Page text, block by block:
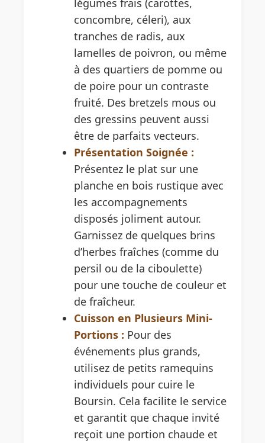
légumes frais (carottes,
concombre, céleri), aux
tranches de radis, aux
lamelles de poivron, ou même
à des quartiers de pomme ou
de poire pour un contraste
fruité. Des bretzels mous ou
des gressins peuvent aussi
être de parfaits vecteurs.
Présentation Soignée :
Présentez le plat sur une
planche en bois rustique avec
les accompagnements
disposés joliment autour.
Garnissez de quelques brins
d’herbes fraîches (comme du
persil ou de la ciboulette)
pour une touche de couleur et
de fraîcheur.
Cuisson en Plusieurs Mini-
Portions : Pour des
événements plus grands,
utilisez de petits ramequins
individuels pour cuire le
Boursin. Cela facilite le service
et garantit que chaque invité
reçoit une portion chaude et